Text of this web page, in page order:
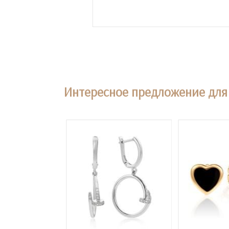
Интересное предложение